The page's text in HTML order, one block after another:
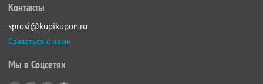
Контакты
sprosi@kupikupon.ru
Связаться с нами
Мы в Соцсетях